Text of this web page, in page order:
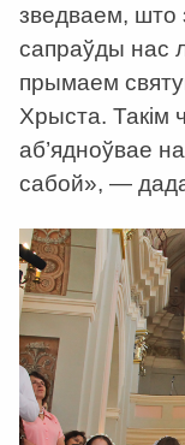
зведваем, што
сапраўды нас
прымаем
Хрыста. Такім
аб’ядноўвае
сабой», —